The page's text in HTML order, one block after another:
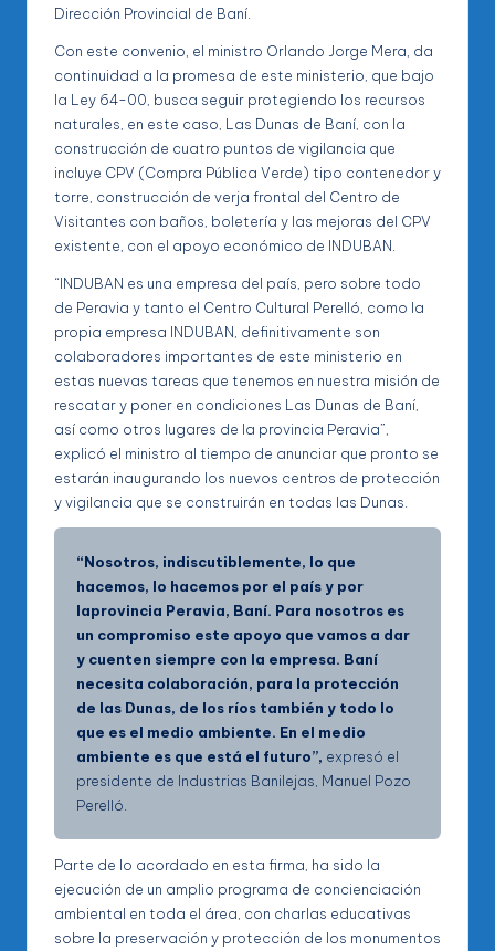
Dirección Provincial de Baní.
Con este convenio, el ministro Orlando Jorge Mera, da
continuidad a la promesa de este ministerio, que bajo
la Ley 64-00, busca seguir protegiendo los recursos
naturales, en este caso, Las Dunas de Baní, con la
construcción de cuatro puntos de vigilancia que
incluye CPV (Compra Pública Verde) tipo contenedor y
torre, construcción de verja frontal del Centro de
Visitantes con baños, boletería y las mejoras del CPV
existente, con el apoyo económico de INDUBAN.
“INDUBAN es una empresa del país, pero sobre todo
de Peravia y tanto el Centro Cultural Perelló, como la
propia empresa INDUBAN, definitivamente son
colaboradores importantes de este ministerio en
estas nuevas tareas que tenemos en nuestra misión de
rescatar y poner en condiciones Las Dunas de Baní,
así como otros lugares de la provincia Peravia”,
explicó el ministro al tiempo de anunciar que pronto se
estarán inaugurando los nuevos centros de protección
y vigilancia que se construirán en todas las Dunas.
“Nosotros, indiscutiblemente, lo que
hacemos, lo hacemos por el país y por
laprovincia Peravia, Baní. Para nosotros es
un compromiso este apoyo que vamos a dar
y cuenten siempre con la empresa. Baní
necesita colaboración, para la protección
de las Dunas, de los ríos también y todo lo
que es el medio ambiente. En el medio
ambiente es que está el futuro”, expresó el
presidente de Industrias Banilejas, Manuel Pozo
Perelló.
Parte de lo acordado en esta firma, ha sido la
ejecución de un amplio programa de concienciación
ambiental en toda el área, con charlas educativas
sobre la preservación y protección de los monumentos